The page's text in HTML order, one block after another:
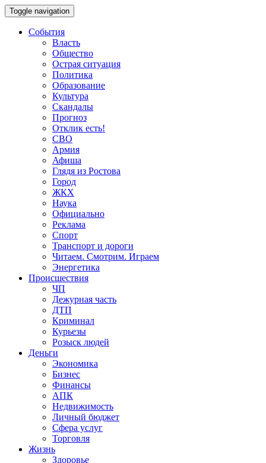
Toggle navigation
События
Власть
Общество
Острая ситуация
Политика
Образование
Культура
Скандалы
Прогноз
Отклик есть!
СВО
Армия
Афиша
Глядя из Ростова
Город
ЖКХ
Наука
Официально
Реклама
Спорт
Транспорт и дороги
Читаем. Смотрим. Играем
Энергетика
Происшествия
ЧП
Дежурная часть
ДТП
Криминал
Курьезы
Розыск людей
Деньги
Экономика
Бизнес
Финансы
АПК
Недвижимость
Личный бюджет
Сфера услуг
Торговля
Жизнь
Здоровье